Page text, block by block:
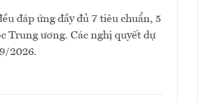
đáp ứng đầy đủ 7 tiêu chuẩn, 5
Trung ương. Các nghị quyết dự
2026.